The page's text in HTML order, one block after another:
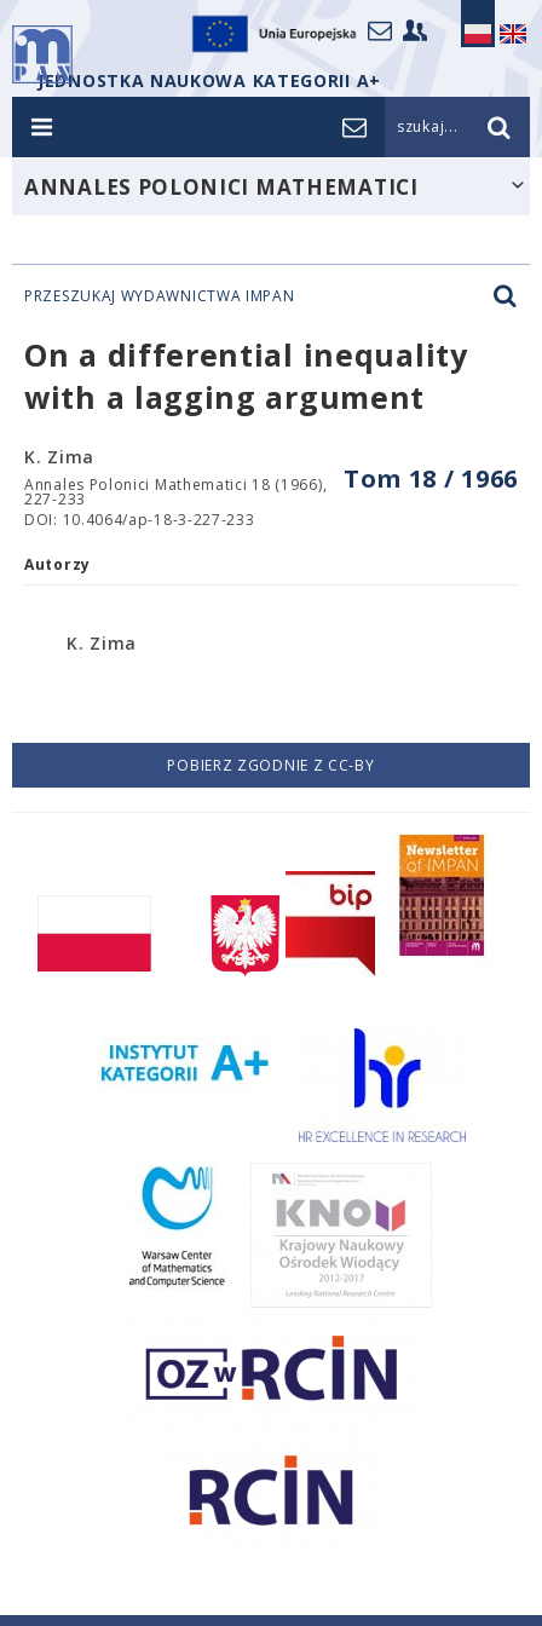
JEDNOSTKA NAUKOWA KATEGORII A+
szukaj...
ANNALES POLONICI MATHEMATICI
PRZESZUKAJ WYDAWNICTWA IMPAN
On a differential inequality
with a lagging argument
Tom 18 / 1966
K. Zima
Annales Polonici Mathematici 18 (1966),
227-233
DOI: 10.4064/ap-18-3-227-233
Autorzy
K. Zima
POBIERZ ZGODNIE Z CC-BY